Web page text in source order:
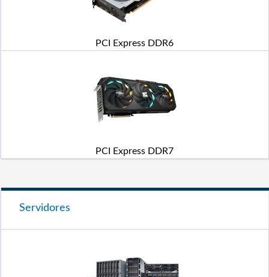
PCI Express DDR6
PCI Express DDR7
Servidores